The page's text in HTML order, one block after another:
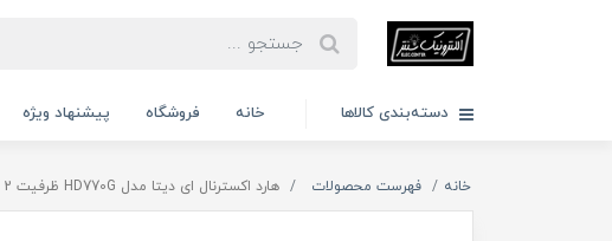
دسته‌بندی کالاها خانه فروشگاه پیشنهاد ویژه
خانه فهرست محصولات هارد اکسترنال ای دیتا مدل HD770G ظرفیت 2 ترابایت